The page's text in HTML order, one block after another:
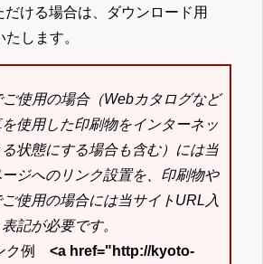
ける場合は、ダウンロード用
します。
使用の場合（Webカタログなど
使用した印刷物をインターネッ
る状態にする場合も含む）には当
ジへのリンク設置を、印刷物や
使用の場合には当サイトURL入
記が必要です。
ク例 <a href="http://kyoto-